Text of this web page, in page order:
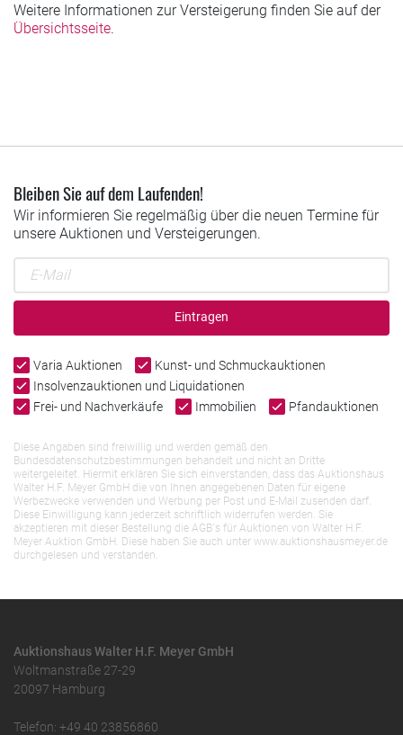
Weitere Informationen zur Versteigerung finden Sie auf der
Übersichtsseite.
Bleiben Sie auf dem Laufenden!
Wir informieren Sie regelmäßig über die neuen Termine für
unsere Auktionen und Versteigerungen.
Eintragen
Varia Auktionen
Kunst- und Schmuckauktionen
Insolvenzauktionen und Liquidationen
Frei- und Nachverkäufe
Immobilien Pfandauktionen
Diese Angaben sind freiwillig und werden gemäß den
Bundesdatenschutzbestimmungen behandelt und nicht an Dritte
weitergeleitet. Hiermit erklären Sie sich einverstanden, dass das Auktionshaus
Walter H.F. Meyer GmbH die von Ihnen angegebenen Daten für eigene
Werbezwecke verwenden und Werbung per Post und E-Mail zusenden darf.
Diese Einwilligung kann jederzeit schriftlich widerrufen werden. Sie
akzeptieren mit dieser Bestellung die AGB`s für Auktionen von Walter H.F.
Meyer Auktion GmbH. Diese haben Sie auch unter www.auktionshausmeyer.de
durchgelesen und verstanden.
Auktionshaus Walter H.F. Meyer GmbH
Woltmanstraße 27-29
20097 Hamburg
Telefon: +49 40 23856860